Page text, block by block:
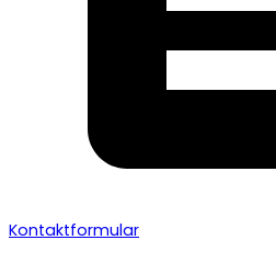
Kontaktformular